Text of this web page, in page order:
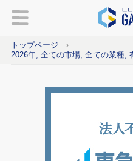
トップページ
2026年, 全ての市場, 全ての業種,